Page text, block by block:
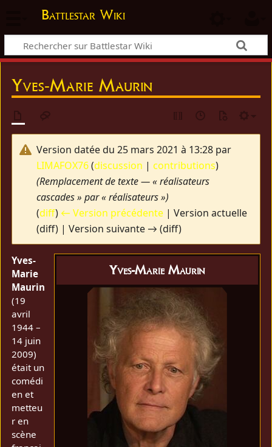
Battlestar Wiki
Yves-Marie Maurin
Version datée du 25 mars 2021 à 13:28 par
LIMAFOX76(discussion | contributions)
(Remplacement de texte — « réalisateurs
cascades » par « réalisateurs »)
(diff) ← Version précédente | Version actuelle
(diff) | Version suivante → (diff)
Yves-Marie Maurin
Yves-
Marie
Maurin
(19
avril
1944 –
14 juin
2009)
était un
comédi
en et
metteu
r en
scène